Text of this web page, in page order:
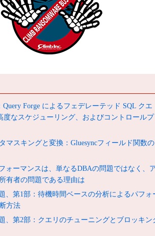
Query Forge によるフェデレーテッド SQL クエ
度なスケジューリング、およびコントロール
マスキングと変換：Gluesyncフィールド関数の
ォーマンスは、単なるDBAの問題ではなく、
有者の問題である理由は
、第1部：待機時間ベースの分析によるパフォ
方法
、第2部：クエリのチューニングとブロッキン